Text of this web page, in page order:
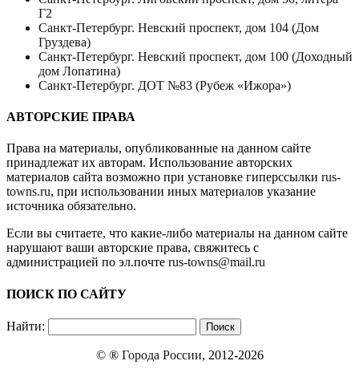
Г2
Санкт-Петербург. Невский проспект, дом 104 (Дом
Груздева)
Санкт-Петербург. Невский проспект, дом 100 (Доходный
дом Лопатина)
Санкт-Петербург. ДОТ №83 (Рубеж «Ижора»)
АВТОРСКИЕ ПРАВА
Права на материалы, опубликованные на данном сайте
принадлежат их авторам. Использование авторских
материалов сайта возможно при установке гиперссылки rus-
towns.ru, при использовании иных материалов указание
источника обязательно.
Если вы считаете, что какие-либо материалы на данном сайте
нарушают ваши авторские права, свяжитесь с
администрацией по эл.почте rus-towns@mail.ru
ПОИСК ПО САЙТУ
Найти:
© ® Города России, 2012-2026